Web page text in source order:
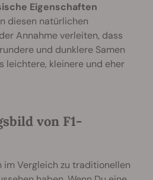
Eigenschaften
diesen natürlichen
Annahme verleiten, dass
und dunklere Samen
leichtere, kleinere und eher
von F1-
im Vergleich zu traditionellen